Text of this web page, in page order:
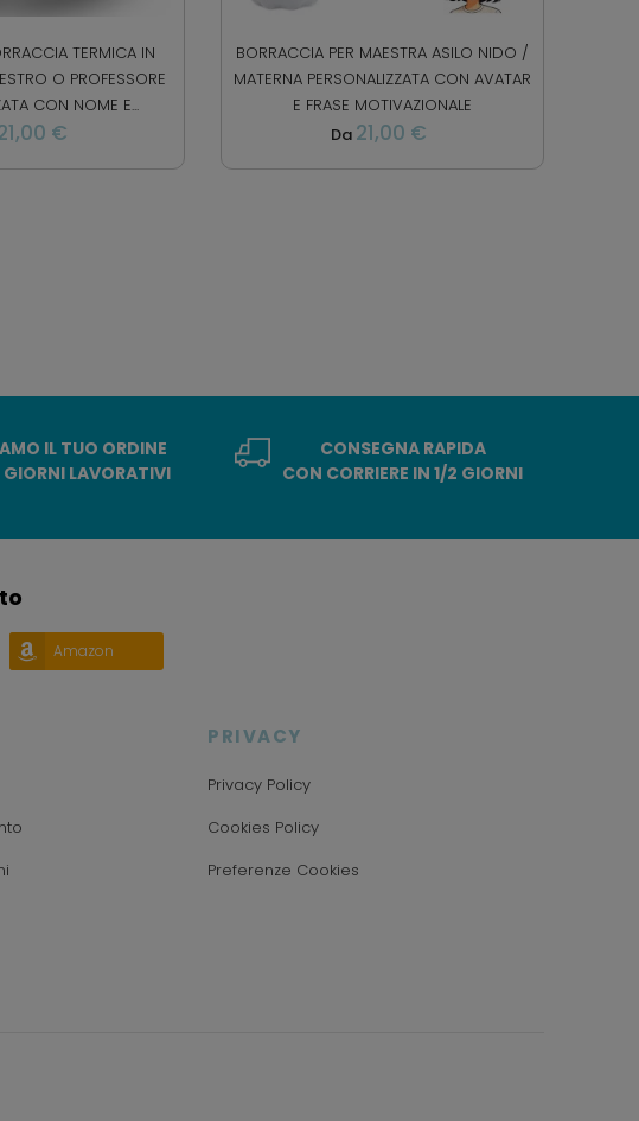
TERMICA IN
O PROFESSORE
CON NOME E...
€
BORRACCIA PER MAESTRA ASILO NIDO /
MATERNA PERSONALIZZATA CON AVATAR
E FRASE MOTIVAZIONALE
Da 21,00 €
IL TUO ORDINE
LAVORATIVI
CONSEGNA RAPIDA
CON CORRIERE IN 1/2 GIORNI
Amazon
PRIVACY
Privacy Policy
Cookies Policy
Preferenze Cookies